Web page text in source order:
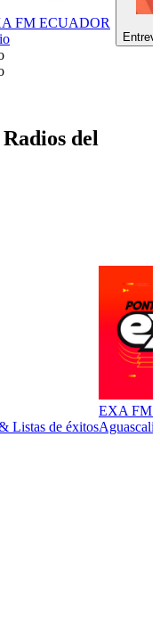
FM ECUADOR
del
Listas de éxitos
EXA FM